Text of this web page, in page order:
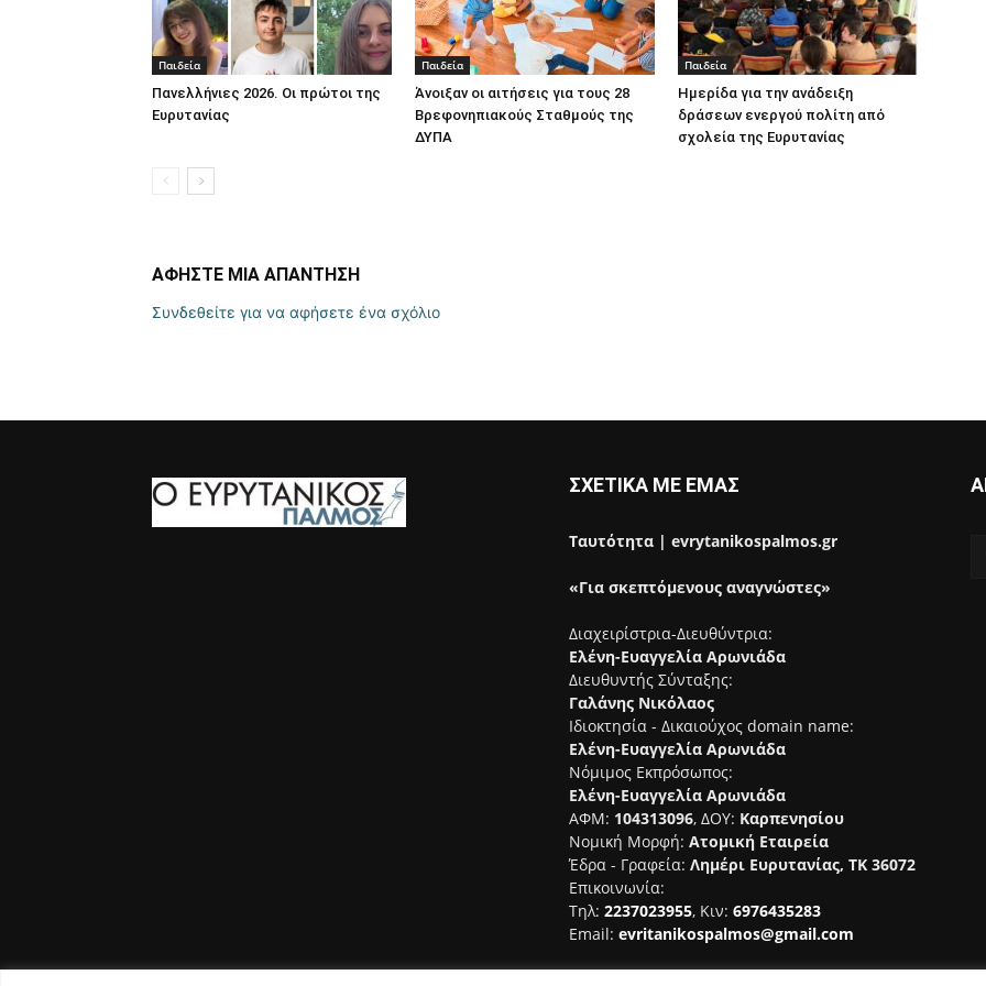
Παιδεία
Πανελλήνιες 2026. Οι πρώτοι της
Ευρυτανίας
Παιδεία
Άνοιξαν οι αιτήσεις για τους 28
Βρεφονηπιακούς Σταθμούς της
ΔΥΠΑ
Παιδεία
Ημερίδα για την ανάδειξη
δράσεων ενεργού πολίτη από
σχολεία της Ευρυτανίας
ΑΦΗΣΤΕ ΜΙΑ ΑΠΑΝΤΗΣΗ
Συνδεθείτε για να αφήσετε ένα σχόλιο
ΣΧΕΤΙΚΑ ΜΕ ΕΜΑΣ
Ταυτότητα | evrytanikospalmos.gr
«Για σκεπτόμενους αναγνώστες»
Διαχειρίστρια-Διευθύντρια:
Ελένη-Ευαγγελία Αρωνιάδα
Διευθυντής Σύνταξης:
Γαλάνης Νικόλαος
Ιδιοκτησία - Δικαιούχος domain name:
Ελένη-Ευαγγελία Αρωνιάδα
Νόμιμος Εκπρόσωπος:
Ελένη-Ευαγγελία Αρωνιάδα
ΑΦΜ: 104313096, ΔΟΥ: Καρπενησίου
Νομική Μορφή: Ατομική Εταιρεία
Έδρα - Γραφεία: Λημέρι Ευρυτανίας, ΤΚ 36072
Επικοινωνία:
Τηλ: 2237023955, Κιν: 6976435283
Email: evritanikospalmos@gmail.com